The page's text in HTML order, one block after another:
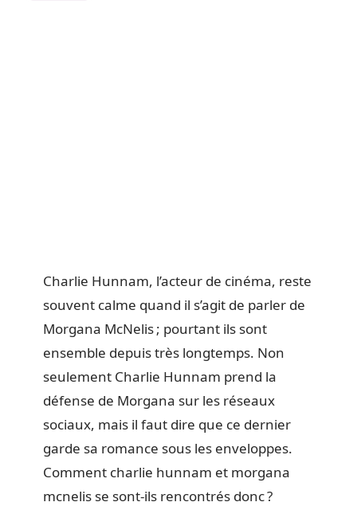
Charlie Hunnam, l’acteur de cinéma, reste
souvent calme quand il s’agit de parler de
Morgana McNelis ; pourtant ils sont
ensemble depuis très longtemps. Non
seulement Charlie Hunnam prend la
défense de Morgana sur les réseaux
sociaux, mais il faut dire que ce dernier
garde sa romance sous les enveloppes.
Comment charlie hunnam et morgana
mcnelis se sont-ils rencontrés donc ?